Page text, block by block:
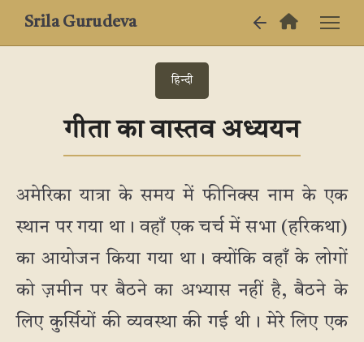
Srila Gurudeva
हिन्दी
गीता का वास्तव अध्ययन
अमेरिका यात्रा के समय में फीनिक्स नाम के एक
स्थान पर गया था। वहाँ एक चर्च में सभा (हरिकथा)
का आयोजन किया गया था। क्योंकि वहाँ के लोगों
को ज़मीन पर बैठने का अभ्यास नहीं है, बैठने के
लिए कुर्सियों की व्यवस्था की गई थी। मेरे लिए एक